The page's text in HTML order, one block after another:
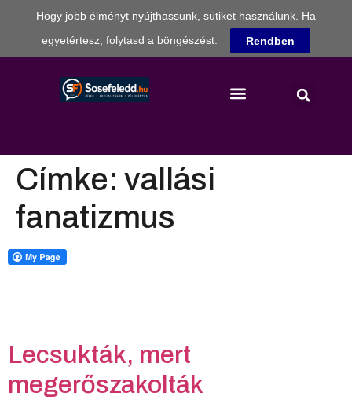
Címke: vallási
fanatizmus
Lecsukták, mert
megerőszakolták
Hogy jobb élményt nyújthassunk, sütiket használunk. Ha
egyetértesz, folytasd a böngészést.
Rendben